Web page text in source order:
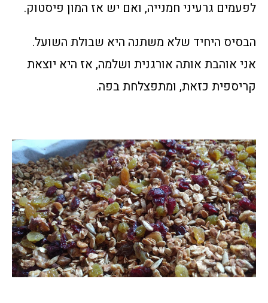
לפעמים גרעיני חמנייה, ואם יש אז המון פיסטוק.
הבסיס היחיד שלא משתנה היא שבולת השועל.
אני אוהבת אותה אורגנית ושלמה, אז היא יוצאת
קריספית כזאת, ומתפצלחת בפה.